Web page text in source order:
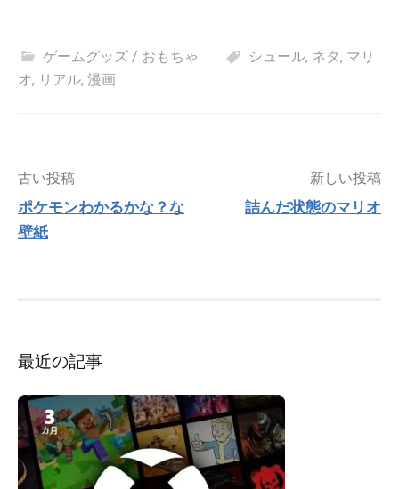
ゲームグッズ / おもちゃ シュール, ネタ, マリ
オ, リアル, 漫画
投
ナ
ビ
古い投稿
ポケモンわかるかな？な
壁紙
新しい投稿
詰んだ状態のマリオ
最近の記事